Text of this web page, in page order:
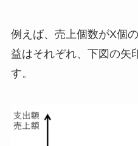
例えば、売上個数がX個
益はそれぞれ、下図の矢
す。